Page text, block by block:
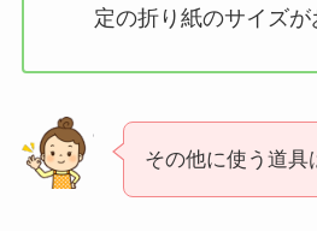
定の折り紙のサイズが
その他に使う道具